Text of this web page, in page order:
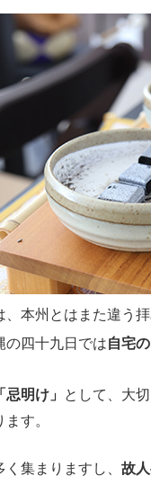
、本州とはまた違う
の四十九日では自宅
明け」
として、大
す。
集まりますし、 故